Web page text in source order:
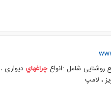
روشنایی شامل :انواعچراغهاي دیواری
، لامپ